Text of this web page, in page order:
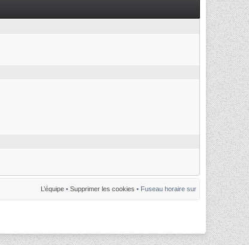
L’équipe • Supprimer les cookies • Fuseau horaire sur